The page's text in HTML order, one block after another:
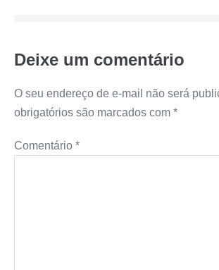
Deixe um comentário
O seu endereço de e-mail não será
obrigatórios são marcados com *
Comentário *